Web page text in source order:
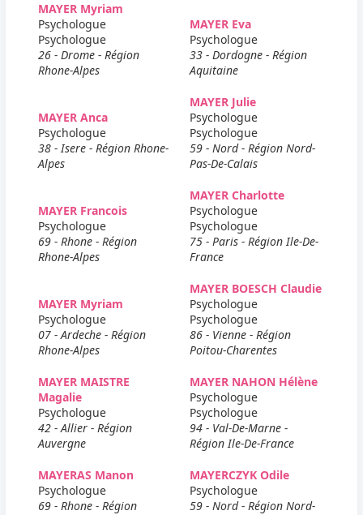
MAYER Myriam
Psychologue
Psychologue
26 - Drome - Région
Rhone-Alpes
MAYER Eva
Psychologue
33 - Dordogne - Région
Aquitaine
MAYER Anca
Psychologue
38 - Isere - Région Rhone-
Alpes
MAYER Julie
Psychologue
Psychologue
59 - Nord - Région Nord-
Pas-De-Calais
MAYER Francois
Psychologue
69 - Rhone - Région
Rhone-Alpes
MAYER Charlotte
Psychologue
Psychologue
75 - Paris - Région Ile-De-
France
MAYER Myriam
Psychologue
07 - Ardeche - Région
Rhone-Alpes
MAYER BOESCH Claudie
Psychologue
Psychologue
86 - Vienne - Région
Poitou-Charentes
MAYER MAISTRE
Magalie
Psychologue
42 - Allier - Région
Auvergne
MAYER NAHON Hélène
Psychologue
Psychologue
94 - Val-De-Marne -
Région Ile-De-France
MAYERAS Manon
Psychologue
69 - Rhone - Région
MAYERCZYK Odile
Psychologue
59 - Nord - Région Nord-